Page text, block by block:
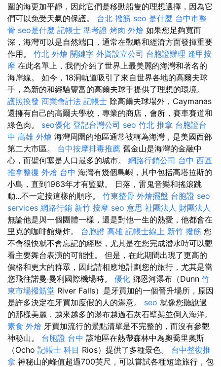
圍的海更加平靜，因此它們是移動船隻的理想選擇，因為它
們可以免受天氣的保護。 台北 撥筋 seo 是什麼 台中市整
骨 seo是什麼 記帳士 準考證 烤肉 外燴 如果您足夠寬而
深，海灣可以是自然端口，通常在戰略和經濟方面發揮重要
作用。 竹北 外燴 關鍵字 外資設立公司 台胞證辦理 逢甲按
摩 在此名單上，我們介紹了世界上最美麗的海灣和著名的
海岸線。 如今，18洞軌道吸引了來自世界各地的高爾夫球
手，為新的和經驗豐富的高爾夫球手提供了理想的環境。
護照換發 商業會計法 記帳士 除高爾夫球場外，Caymanas
還擁有自己的高爾夫學校，專業的商店，會所，賽車賽道和
綠色肉。 seo優化 登記台灣公司 seo 竹北 推拿 台胞證台
中 高雄 外燴 海灣周圍的地區通常被稱為海灣，是美國西部
第二大市區。 台中按摩排毒推薦 舊金山是海灣的金融中
心，而聖何塞是人口最多的城市。 網路行銷公司 台中 西區
推拿整復 外燴 台中 海灣有幾個島嶼，其中包括高塔拉斯的
小島，直到1963年才有監獄。 日落，雷鬼音樂和搖滾跳
動...不一定按這樣的順序。 竹東整骨 外燴擺盤 台胞證 seo
services 網路行銷 新竹 按摩 seo 意思 社團法人 財團法人
無論他是與一個團體一樣，還是對他一生的熱愛，他都會在
里克的咖啡館爆炸。 台胞證 高雄 記帳士線上 新竹 撥筋 您
不會很快就不會忘記的經歷，尤其是在您完成潛水時可以觀
看主要舞台表演的可能性。 但是，在此期間出現了更高的
價格和更大的群眾，因此請相應地計劃您的旅行，尤其是當
您飛往諾曼·曼利國際機場時。 優化 鄧恩河瀑布（Dunn 竹
東市場撥筋堂 River Falls）是牙買加的一個晉升場所，原因
是許多決定在牙買加度假的人的滿意。 seo 就像您聽說過
的那樣美麗，越來越多的瀑布越過石灰石壁架並倒入海洋。
素食 外燴 牙買加流行的景點清單是不完整的，而沒有參觀
神秘山。 台胞證 台中 該地區在熱帶森林中為奧喬里奧斯
（Ocho 記帳士 科目 Rios）提供了多種景色。 台中整復推
拿 神秘山的峰值超過700英尺，可以嘗試各種短途旅行，包